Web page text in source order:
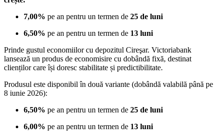
7,00% pe an pentru un termen de 25 de luni
6,50% pe an pentru un termen de 13 luni
Prinde gustul economiilor cu depozitul Cireşar. Victoriabank
lansează un produs de economisire cu dobândă fixă, destinat
clienților care își doresc stabilitate și predictibilitate.
Produsul este disponibil în două variante (dobândă valabilă până pe
8 iunie 2026):
6,50% pe an pentru un termen de 25 de luni
6,00% pe an pentru un termen de 13 luni